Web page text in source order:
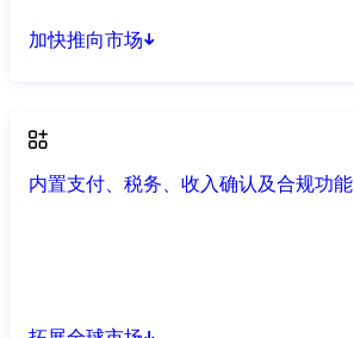
加快推向市场
内置支付、税务、收入确认及合规功能